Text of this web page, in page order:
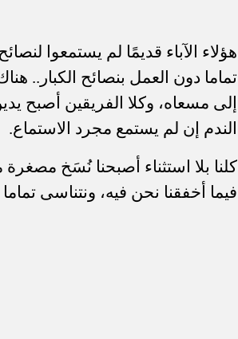
هؤلاء الآباء قديمًا لم يستمعوا
تماما دون العمل بنصائح الكبار..
إلى مسعاه، وكلا الفريقين أصبح
الندم إن لم يستمع مجرد الاستماع.
كلنا بلا استثناء أصبحنا نُسَخ
فيما أخفقنا نحن فيه، ونتناسى